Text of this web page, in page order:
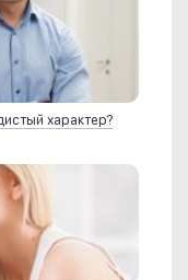
характер?